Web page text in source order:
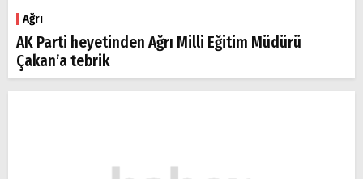
Ağrı
AK Parti heyetinden Ağrı Milli Eğitim Müdürü
Çakan’a tebrik